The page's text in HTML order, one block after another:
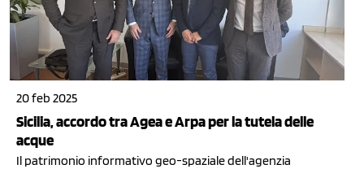
20 feb 2025
Sicilia, accordo tra Agea e Arpa per la tutela delle
acque
Il patrimonio informativo geo-spaziale dell'agenzia